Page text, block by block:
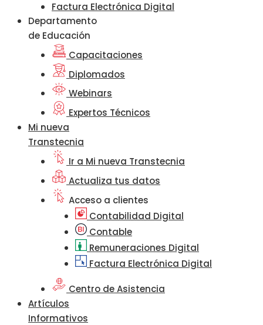
Factura Electrónica Digital
Departamento
de Educación
Capacitaciones
Diplomados
Webinars
Expertos Técnicos
Mi nueva
Transtecnia
Ir a Mi nueva Transtecnia
Actualiza tus datos
Acceso a clientes
Contabilidad Digital
Contable
Remuneraciones Digital
Factura Electrónica Digital
Centro de Asistencia
Artículos
Informativos